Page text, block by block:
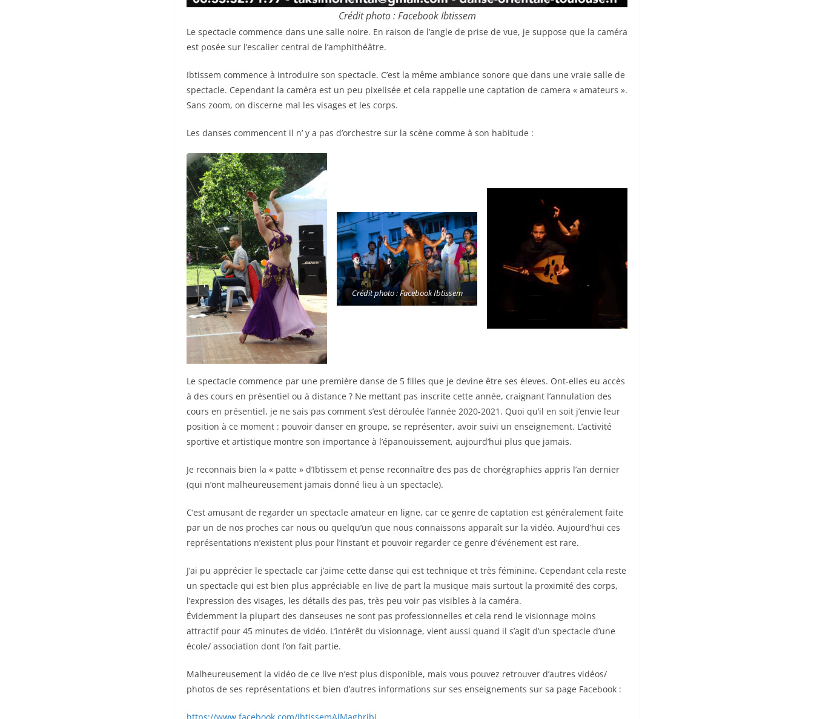
Crédit photo : Facebook Ibtissem
Le spectacle commence dans une salle noire. En raison de l’angle de prise de vue, je suppose que la caméra
est posée sur l’escalier central de l’amphithéâtre.
Ibtissem commence à introduire son spectacle. C’est la même ambiance sonore que dans une vraie salle de
spectacle. Cependant la caméra est un peu pixelisée et cela rappelle une captation de camera « amateurs ».
Sans zoom, on discerne mal les visages et les corps.
Les danses commencent il n’ y a pas d’orchestre sur la scène comme à son habitude :
Crédit photo : Facebook Ibtissem
Le spectacle commence par une première danse de 5 filles que je devine être ses éleves. Ont-elles eu accès
à des cours en présentiel ou à distance ? Ne mettant pas inscrite cette année, craignant l’annulation des
cours en présentiel, je ne sais pas comment s’est déroulée l’année 2020-2021. Quoi qu’il en soit j’envie leur
position à ce moment : pouvoir danser en groupe, se représenter, avoir suivi un enseignement. L’activité
sportive et artistique montre son importance à l’épanouissement, aujourd’hui plus que jamais.
Je reconnais bien la « patte » d’Ibtissem et pense reconnaître des pas de chorégraphies appris l’an dernier
(qui n’ont malheureusement jamais donné lieu à un spectacle).
C’est amusant de regarder un spectacle amateur en ligne, car ce genre de captation est généralement faite
par un de nos proches car nous ou quelqu’un que nous connaissons apparaît sur la vidéo. Aujourd’hui ces
représentations n’existent plus pour l’instant et pouvoir regarder ce genre d’événement est rare.
J’ai pu apprécier le spectacle car j’aime cette danse qui est technique et très féminine. Cependant cela reste
un spectacle qui est bien plus appréciable en live de part la musique mais surtout la proximité des corps,
l’expression des visages, les détails des pas, très peu voir pas visibles à la caméra.
Évidemment la plupart des danseuses ne sont pas professionnelles et cela rend le visionnage moins
attractif pour 45 minutes de vidéo. L’intérêt du visionnage, vient aussi quand il s’agit d’un spectacle d’une
école/ association dont l’on fait partie.
Malheureusement la vidéo de ce live n’est plus disponible, mais vous pouvez retrouver d’autres vidéos/
photos de ses représentations et bien d’autres informations sur ses enseignements sur sa page Facebook :